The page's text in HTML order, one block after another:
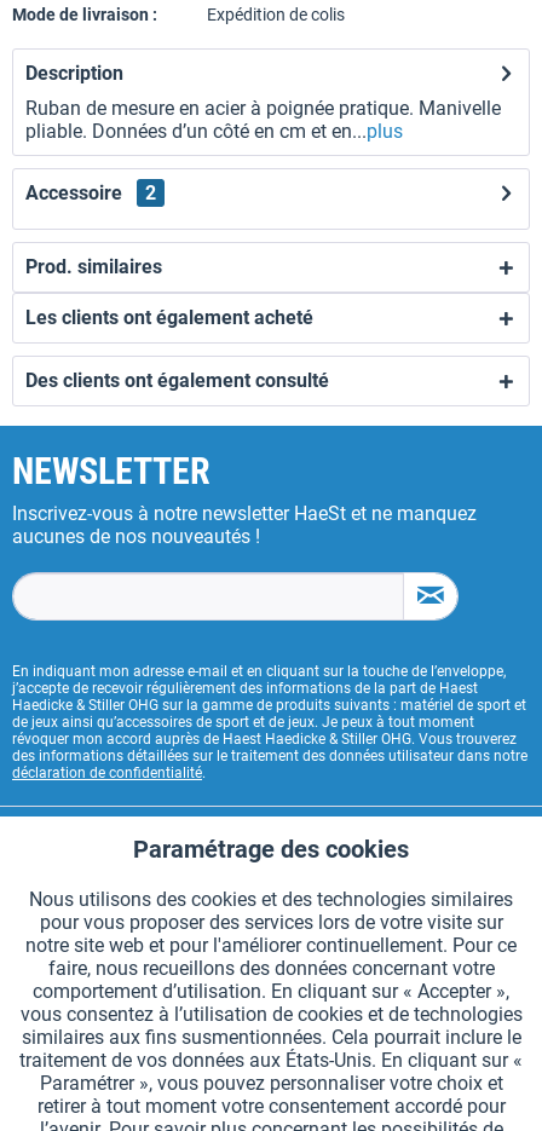
Mode de livraison :
Expédition de colis
Description
Ruban de mesure en acier à poignée pratique. Manivelle
pliable. Données d’un côté en cm et en...plus
Accessoire 2
Prod. similaires
Les clients ont également acheté
Des clients ont également consulté
NEWSLETTER
Inscrivez-vous à notre newsletter HaeSt et ne manquez
aucunes de nos nouveautés !
En indiquant mon adresse e-mail et en cliquant sur la touche de l’enveloppe,
j’accepte de recevoir régulièrement des informations de la part de Haest
Haedicke & Stiller OHG sur la gamme de produits suivants : matériel de sport et
de jeux ainsi qu’accessoires de sport et de jeux. Je peux à tout moment
révoquer mon accord auprès de Haest Haedicke & Stiller OHG. Vous trouverez
des informations détaillées sur le traitement des données utilisateur dans notre
déclaration de confidentialité.
INFORMATIONS GÉNÉRALES
MODES DE PAIEMENT
*Tous les prix comprennent la TVA et sont indiqués horsfrais de port.
Paramètres des cookies Demander le catalogue
Fonctionnels Aktiv
Suivi Aktiv
Paramétrage des cookies
Nous utilisons des cookies et des technologies similaires
pour vous proposer des services lors de votre visite sur
notre site web et pour l'améliorer continuellement. Pour ce
faire, nous recueillons des données concernant votre
comportement d’utilisation. En cliquant sur « Accepter »,
vous consentez à l’utilisation de cookies et de technologies
similaires aux fins susmentionnées. Cela pourrait inclure le
traitement de vos données aux États-Unis. En cliquant sur «
Paramétrer », vous pouvez personnaliser votre choix et
retirer à tout moment votre consentement accordé pour